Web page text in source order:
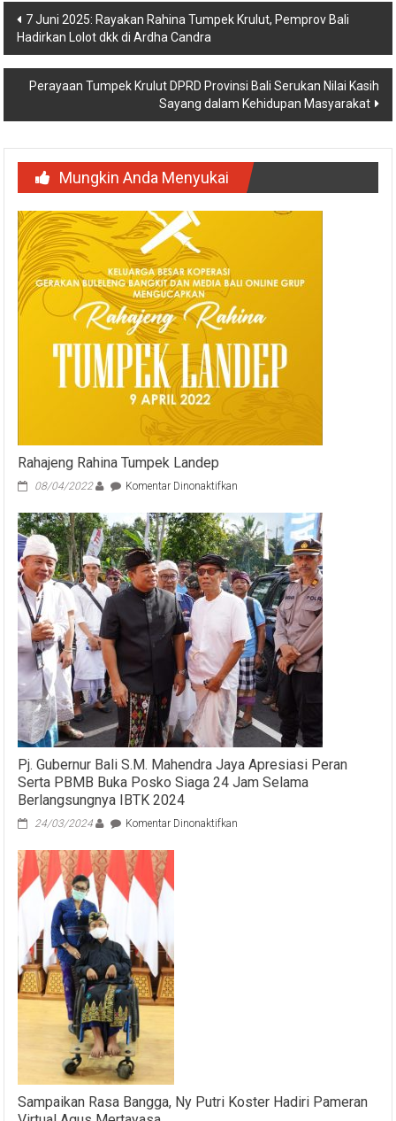
Navigasi
pos
7 Juni 2025: Rayakan Rahina Tumpek Krulut, Pemprov Bali
Hadirkan Lolot dkk di Ardha Candra
Perayaan Tumpek Krulut DPRD Provinsi Bali Serukan Nilai Kasih
Sayang dalam Kehidupan Masyarakat
Mungkin Anda Menyukai
Rahajeng Rahina Tumpek Landep
08/04/2022 Komentar Dinonaktifkan
Rahina
Tumpek
Landep
Pj. Gubernur Bali S.M. Mahendra Jaya Apresiasi Peran
Serta PBMB Buka Posko Siaga 24 Jam Selama
Berlangsungnya IBTK 2024
24/03/2024 Komentar Dinonaktifkan
Berlangsungnya
IBTK
Sampaikan Rasa Bangga, Ny Putri Koster Hadiri Pameran